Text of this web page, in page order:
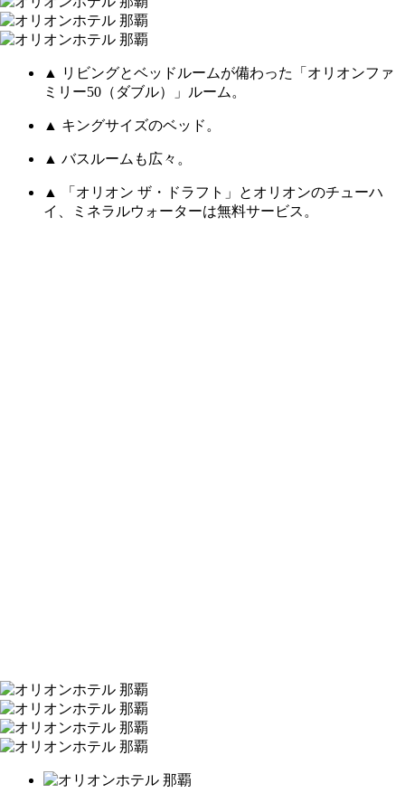
▲ リビングとベッドルームが備わった「オリオンファ
ミリー50（ダブル）」ルーム。
▲ キングサイズのベッド。
▲ バスルームも広々。
▲ 「オリオン ザ・ドラフト」とオリオンのチューハ
イ、ミネラルウォーターは無料サービス。